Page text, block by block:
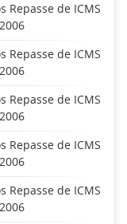
de ICMS
de ICMS
de ICMS
de ICMS
de ICMS